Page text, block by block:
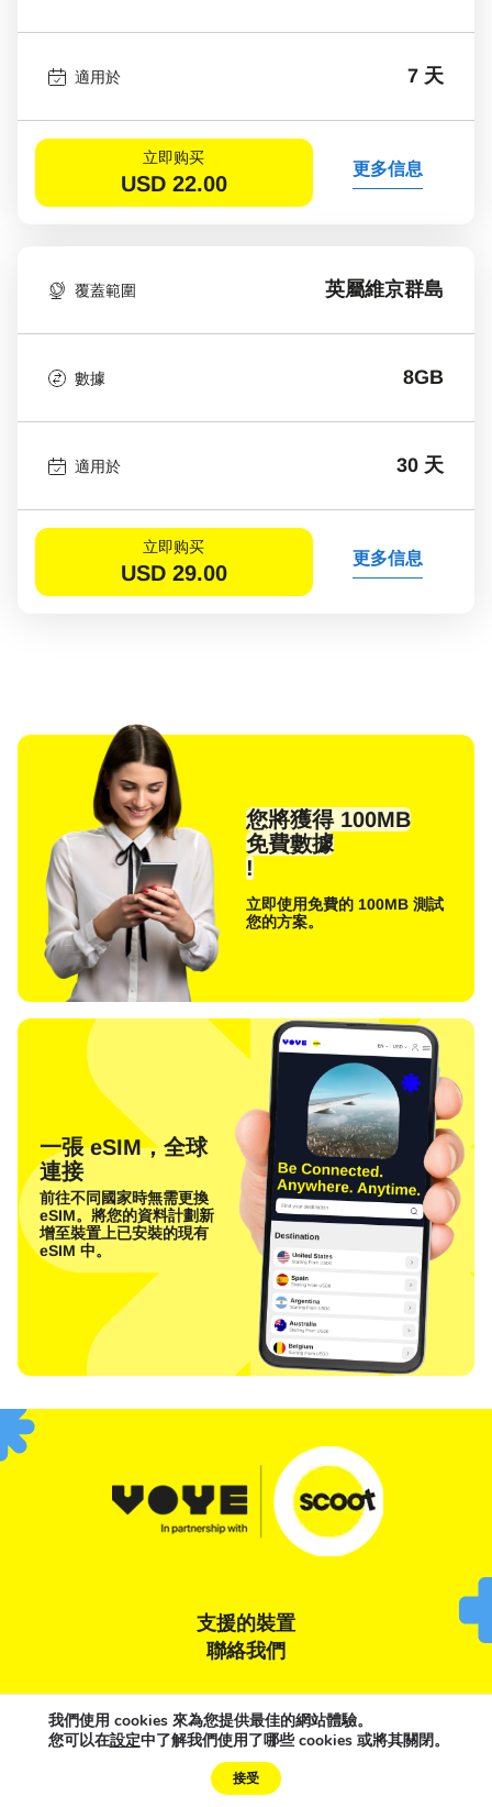
適用於 7 天
立即购买
USD 22.00
更多信息
覆蓋範圍 英屬維京群島
數據 8GB
適用於 30 天
立即购买
USD 29.00
更多信息
您將獲得 100MB
免費數據
!
立即使用免費的 100MB 測試
您的方案。
一張 eSIM，全球
連接
前往不同國家時無需更換
eSIM。將您的資料計劃新
增至裝置上已安裝的現有
eSIM 中。
支援的裝置
聯絡我們
條款與條件 隱私權聲明 Cookie 政策
我們使用 cookies 來為您提供最佳的網站體驗。
您可以在設定中了解我們使用了哪些 cookies 或將其關閉。
接受